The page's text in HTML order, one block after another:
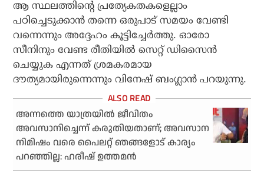
ആ സ്ഥലത്തിന്റെ പ്രത്യേകതകളെല്ലാം
പഠിച്ചെടുക്കാന്‍ തന്നെ ഒരുപാട് സമയം വേണ്ടി
വന്നെന്നും അദ്ദേഹം കൂട്ടിച്ചേര്‍ത്തു. ഓരോ
സീനിനും വേണ്ട രീതിയില്‍ സെറ്റ് ഡിസൈന്‍
ചെയ്യുക എന്നത് ശ്രമകരമായ
ദൗത്യമായിരുന്നെന്നും വിനേഷ് ബംഗ്ലാന്‍ പറയുന്നു.
അന്നത്തെ യാത്രയില്‍ ജീവിതം
അവസാനിച്ചെന്ന് കരുതിയതാണ്; അവസാന
നിമിഷം വരെ പൈലറ്റ് ഞങ്ങളോട് കാര്യം
പറഞ്ഞില്ല: ഹരീഷ് ഉത്തമന്‍